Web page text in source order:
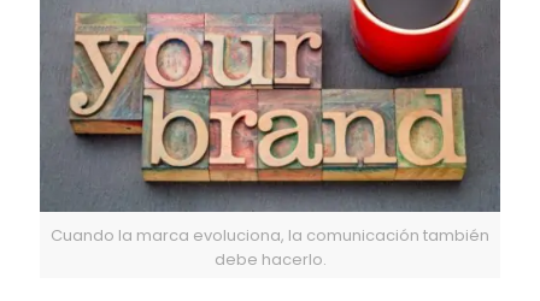
Cuando la marca evoluciona, la comunicación también
debe hacerlo.